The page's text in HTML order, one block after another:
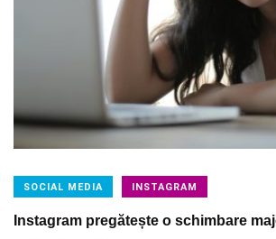
SOCIAL MEDIA INSTAGRAM
Instagram pregătește o schimbare